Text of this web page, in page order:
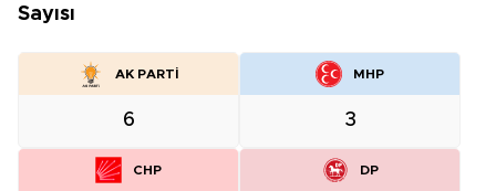
Sayısı
AK PARTİ
6
MHP
3
CHP DP